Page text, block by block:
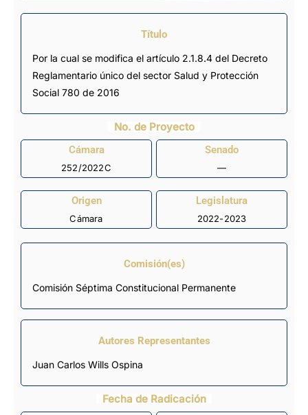
Título
Por la cual se modifica el artículo 2.1.8.4 del Decreto
Reglamentario único del sector Salud y Protección
Social 780 de 2016
No. de Proyecto
Cámara
252/2022C
Senado
—
Origen
Cámara
Legislatura
2022-2023
Comisión(es)
Comisión Séptima Constitucional Permanente
Autores Representantes
Juan Carlos Wills Ospina
Fecha de Radicación